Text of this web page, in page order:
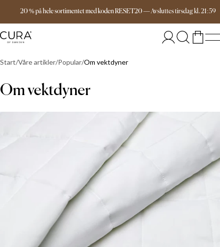
20 % på hele sortimentet med koden RESET20—Avsluttestirsdagkl.21:59
Gratis frakt over 1599 kr
Start Våre artikler Popular Om vektdyner
Om vektdyner